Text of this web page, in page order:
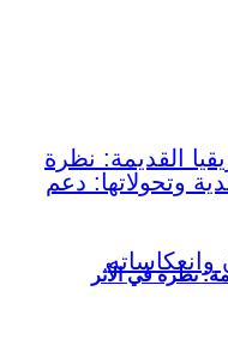
نظرة في الأثر